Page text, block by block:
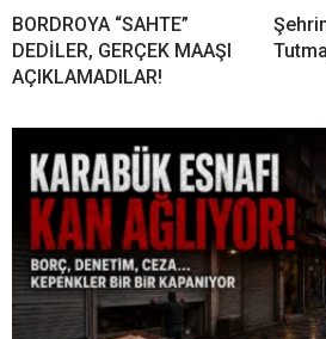
BORDROYA “SAHTE”
DEDİLER, GERÇEK MAAŞI
AÇIKLAMADILAR!